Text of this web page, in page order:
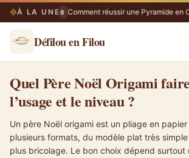
À LA UNE
07/08 Comment réussir une Pyramide en
Défilou en Filou
Quel Père Noël Origami
l’usage et le niveau ?
Un père Noël origami est un pliage en
plusieurs formats, du modèle plat très
plus bricolage. Le bon choix dépend surtout